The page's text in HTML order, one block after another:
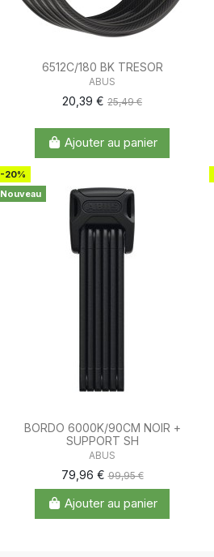
6512C/180 BK TRESOR
ABUS
20,39 € 25,49 €
Ajouter au panier
-20%
Nouveau
BORDO 6000K/90CM NOIR +
SUPPORT SH
ABUS
79,96 €99,95 €
Ajouter au panier